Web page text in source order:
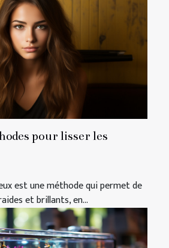
pour lisser les
est une méthode qui permet de
et brillants, en...